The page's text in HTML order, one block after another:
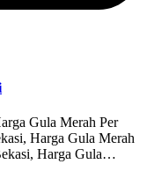
Gula Merah Per
Harga Gula Merah
Harga Gula…